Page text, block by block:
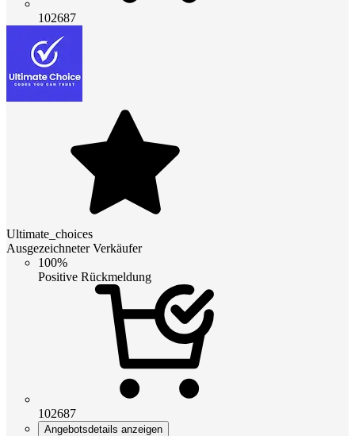
102687
Ultimate_choices
Ausgezeichneter Verkäufer
100%
Positive Rückmeldung
102687
Angebotsdetails anzeigen